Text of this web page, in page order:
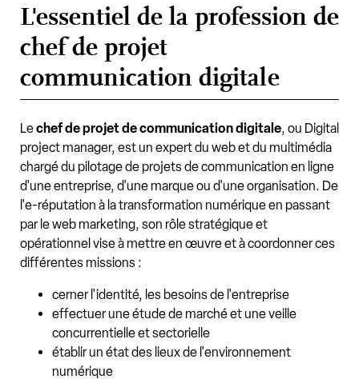
L'essentiel de la profession de
chef de projet
communication digitale
Lechef de projet de communication digitale, ou Digital
project manager, est un expert du web et du multimédia
chargé du pilotage de projets de communication en ligne
d'une entreprise, d'une marque ou d'une organisation. De
l'e-réputation à la transformation numérique en passant
par le web marketing, son rôle stratégique et
opérationnel vise à mettre en œuvre et à coordonner ces
différentes missions :
cerner l'identité, les besoins de l'entreprise
effectuer une étude de marché et une veille
concurrentielle et sectorielle
établir un état des lieux de l'environnement
numérique